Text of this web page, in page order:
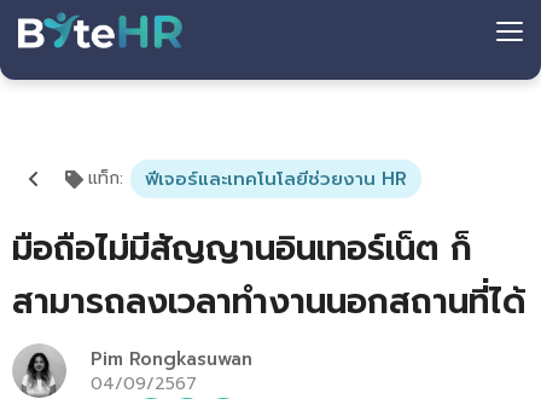
แท็ก: ฟีเจอร์และเทคโนโลยีช่วยงาน HR
มือถือไม่มีสัญญานอินเทอร์เน็ต ก็
สามารถลงเวลาทำงานนอกสถานที่ได้
Pim Rongkasuwan
04/09/2567